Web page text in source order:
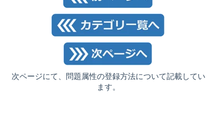
次ページにて、問題属性の登録方法について記載してい
ます。